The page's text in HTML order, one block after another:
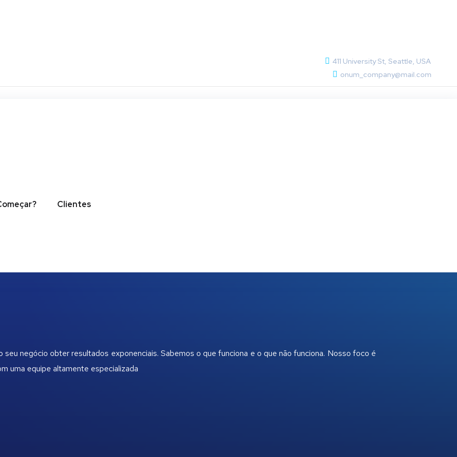
411 University St, Seattle, USA
onum_company@mail.com
Clientes
dolor sit amet, consectetur adipiscing elit. Ut elit tellus, luctus nec ullamcorper mattis, pulvinar dapibus
negócio obter resultados exponenciais. Sabemos o que funciona e o que não funciona. Nosso foco é
uma equipe altamente especializada